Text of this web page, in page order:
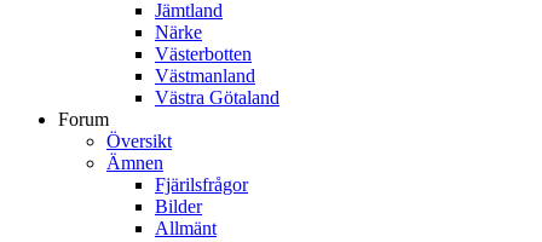
Jämtland
Närke
Västerbotten
Västmanland
Västra Götaland
Forum
Översikt
Ämnen
Fjärilsfrågor
Bilder
Allmänt